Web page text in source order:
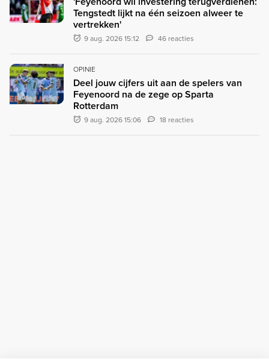
Tengstedt lijkt na één seizoen alweer te
vertrekken'
9 aug. 2026 15:12 46 reacties
OPINIE
Deel jouw cijfers uit aan de spelers van
Feyenoord na de zege op Sparta
Rotterdam
9 aug. 2026 15:06 18 reacties